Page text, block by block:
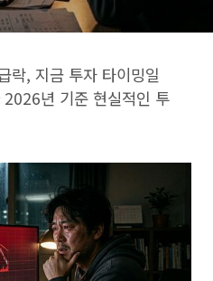
락, 지금 투자 타이밍일
년 기준 현실적인 투